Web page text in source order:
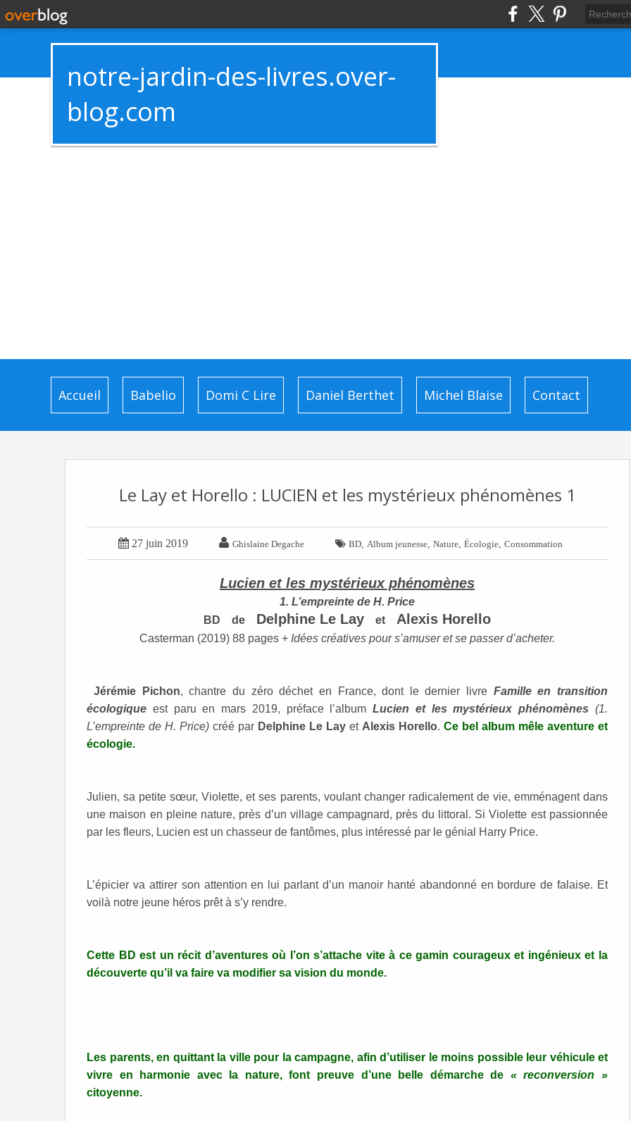
notre-jardin-des-livres.over-
blog.com
Accueil Babelio Domi C Lire Daniel Berthet Michel Blaise Contact
Le Lay et Horello : LUCIEN et les mystérieux phénomènes 1
 27 juin 2019  Ghislaine Degache  BD, Album jeunesse, Nature, Écologie, Consommation
Lucien et les mystérieux phénomènes
1. L’empreinte de H. Price
BD
de Delphine Le Lay et Alexis Horello
Casterman (2019) 88 pages + Idées créatives pour s’amuser et se passer d’acheter.
Jérémie Pichon, chantre du zéro déchet en France, dont le dernier livre Famille en transition
écologique est paru en mars 2019, préface l’albumLucien et les mystérieux phénomènes (1.
L’empreinte de H. Price) créé par Delphine Le Lay et Alexis Horello. Ce bel album mêle aventure et
écologie.
Julien, sa petite sœur, Violette, et ses parents, voulant changer radicalement de vie, emménagent dans
une maison en pleine nature, près d’un village campagnard, près du littoral. Si Violette est passionnée
par les fleurs, Lucien est un chasseur de fantômes, plus intéressé par le génial Harry Price.
L’épicier va attirer son attention en lui parlant d’un manoir hanté abandonné en bordure de falaise. Et
voilà notre jeune héros prêt à s’y rendre.
Cette BD est un récit d’aventures où l’on s’attache vite à ce gamin courageux et ingénieux et la
découverte qu’il va faire va modifier sa vision du monde.
Les parents, en quittant la ville pour la campagne, afin d’utiliser le moins possible leur véhicule et
vivre en harmonie avec la nature, font preuve d’une belle démarche de « reconversion »
citoyenne.